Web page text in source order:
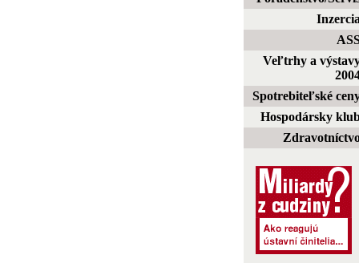
Inzercia
Veľtrhy a
Spotrebiteľské
Hospodársky